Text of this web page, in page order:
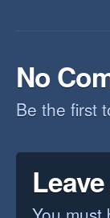
No
Be the first